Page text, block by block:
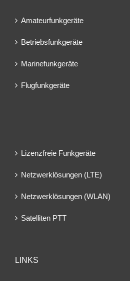
Amateurfunkgeräte
Betriebsfunkgeräte
Marinefunkgeräte
Flugfunkgeräte
Lizenzfreie Funkgeräte
Netzwerklösungen (LTE)
Netzwerklösungen (WLAN)
Satelliten PTT
LINKS